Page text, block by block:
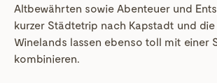
Altbewährten sowie Abenteuer und
kurzer Städtetrip nach Kapstadt und
Winelands lassen ebenso toll mit einer
kombinieren.